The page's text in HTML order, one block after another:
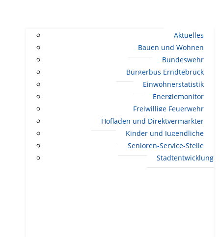
Aktuelles
Bauen und Wohnen
Bundeswehr
Bürgerbus Erndtebrück
Einwohnerstatistik
Energiemonitor
Freiwillige Feuerwehr
Hofläden und Direktvermarkter
Kinder und Jugendliche
Senioren-Service-Stelle
Stadtentwicklung